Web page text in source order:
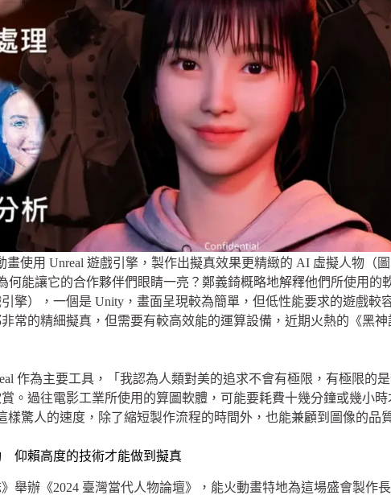
畫使用 Unreal 遊戲引擎，製作出擬真效果更精緻的 AI 虛擬人物（圖
何能讓它的合作夥伴們眼睛一亮？鄭義錡概略地解釋他們所使用的
擎），一個是 Unity，畫面呈現較為簡單，但低性能要求的遊戲較
常的精細擬真，但需要有較高效能的運算設備，近期火熱的《黑
作為主要工具，
「我認為人類對美的追求不會有極限，有極限的
。過往電影工業所使用的算圖軟體，可能要耗費十幾分鐘或幾小
樣驚人的速度，除了縮短製作流程的時間外，也能兼顧到圖像的品
仰賴高度的技術才能做到擬真
舉辦《2024 臺灣當代人物論壇》，能火動畫特地為這場盛會製作